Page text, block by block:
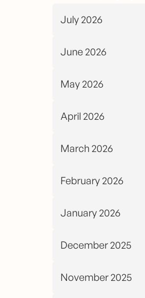
July 2026
June 2026
May 2026
April 2026
March 2026
February 2026
January 2026
December 2025
November 2025